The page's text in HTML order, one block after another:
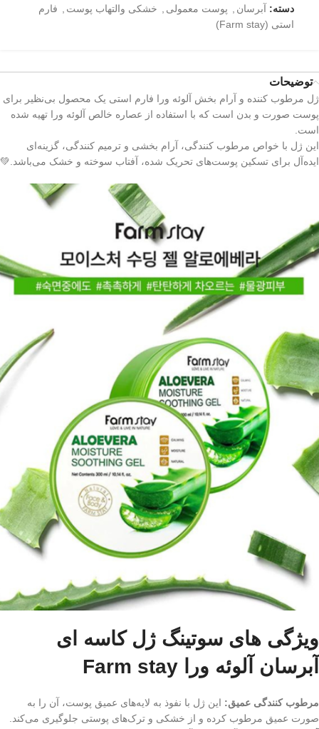
دسته: آبرسان , پوست معمولی , خشکی والتهاب پوست , فارم
استی (Farm stay)
توضیحات
ژل مرطوب کننده و آرام بخش آلوئه ورا فارم استی یک محصول بی‌نظیر برای
پوست صورت و بدن است که با استفاده از عصاره خالص آلوئه ورا تهیه شده
است.
این ژل با خواص مرطوب کنندگی، آرام بخشی و ترمیم کنندگی، گزینه‌ای
ایده‌آل برای تسکین پوست‌های تحریک شده، آفتاب سوخته و خشک می‌باشد.💚
ویژگی های سوتینگ ژل کاسه ای
آبرسان آلوئه ورا Farm stay
مرطوب کنندگی عمیق: این ژل با نفوذ به لایه‌های عمیق پوست، آن را به
صورت عمیق مرطوب کرده و از خشکی و ترک‌های پوستی جلوگیری می‌کند.